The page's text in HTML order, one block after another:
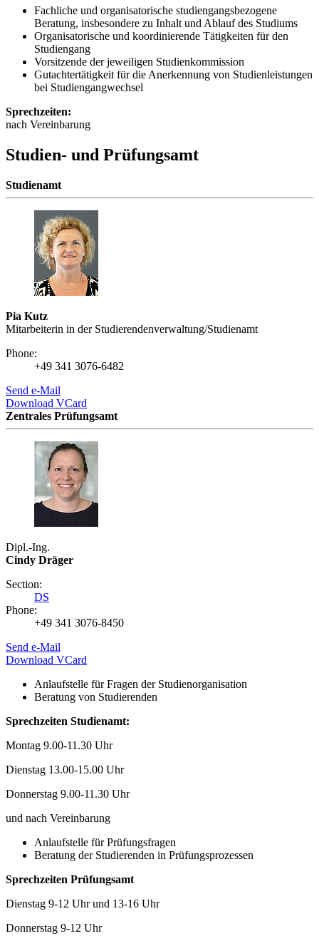
Fachliche und organisatorische studiengangsbezogene
Beratung, insbesondere zu Inhalt und Ablauf des Studiums
Organisatorische und koordinierende Tätigkeiten für den
Studiengang
Vorsitzende der jeweiligen Studienkommission
Gutachtertätigkeit für die Anerkennung von Studienleistungen
bei Studiengangwechsel
Sprechzeiten:
nach Vereinbarung
Studien- und Prüfungsamt
Studienamt
Pia Kutz
Mitarbeiterin in der Studierendenverwaltung/Studienamt
Phone:
+49 341 3076-6482
Send e-Mail
Download VCard
Zentrales Prüfungsamt
Dipl.-Ing.
Cindy Dräger
Section:
DS
Phone:
+49 341 3076-8450
Send e-Mail
Download VCard
Anlaufstelle für Fragen der Studienorganisation
Beratung von Studierenden
Sprechzeiten Studienamt:
Montag 9.00-11.30 Uhr
Dienstag 13.00-15.00 Uhr
Donnerstag 9.00-11.30 Uhr
und nach Vereinbarung
Anlaufstelle für Prüfungsfragen
Beratung der Studierenden in Prüfungsprozessen
Sprechzeiten Prüfungsamt
Dienstag 9-12 Uhr und 13-16 Uhr
Donnerstag 9-12 Uhr